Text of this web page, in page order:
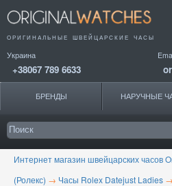
ОРИГИНАЛЬНЫЕ ШВЕЙЦАРСКИЕ ЧАСЫ
Украина
+38067 789 6633
БРЕНДЫ НАРУЧНЫЕ
Интернет магазин швейцарских часов
(Ролекс) → Часы Rolex Datejust Ladies →